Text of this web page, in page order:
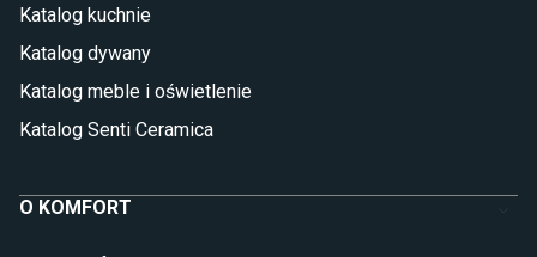
Katalog kuchnie
Katalog dywany
Katalog meble i oświetlenie
Katalog Senti Ceramica
O KOMFORT